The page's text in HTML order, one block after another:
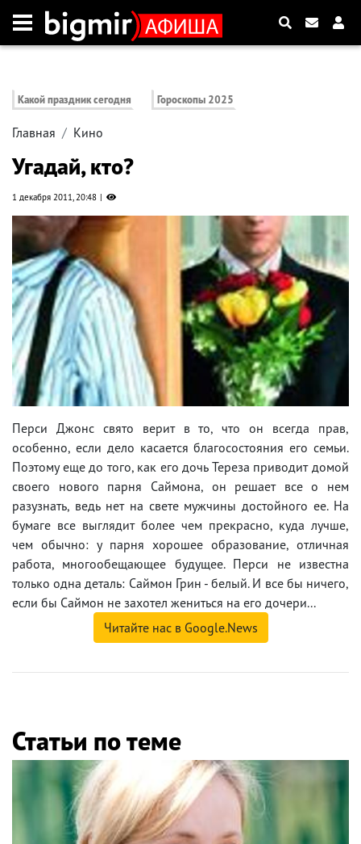
Какой праздник сегодня Гороскопы 2025
Главная Кино
Угадай, кто?
1 декабря 2011, 20:48
Перси Джонс свято верит в то, что он всегда прав,
особенно, если дело касается благосостояния его семьи.
Поэтому еще до того, как его дочь Тереза приводит домой
своего нового парня Саймона, он решает все о нем
разузнать, ведь нет на свете мужчины достойного ее. На
бумаге все выглядит более чем прекрасно, куда лучше,
чем обычно: у парня хорошее образование, отличная
работа, многообещающее будущее. Перси не известна
только одна деталь: Саймон Грин - белый. И все бы ничего,
если бы Саймон не захотел жениться на его дочери...
Читайте нас в Google.News
Статьи по теме